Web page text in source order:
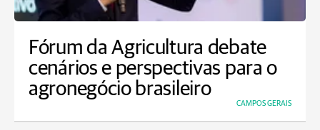
Fórum da Agricultura debate
cenários e perspectivas para o
agronegócio brasileiro
CAMPOS GERAIS